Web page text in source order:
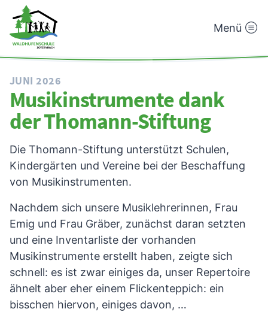
Waldhufenschule
Menü
JUNI 2026
Musikinstrumente dank
der Thomann-Stiftung
Die Thomann-Stiftung unterstützt Schulen,
Kindergärten und Vereine bei der Beschaffung
von Musikinstrumenten.
Nachdem sich unsere Musiklehrerinnen, Frau
Emig und Frau Gräber, zunächst daran setzten
und eine Inventarliste der vorhanden
Musikinstrumente erstellt haben, zeigte sich
schnell: es ist zwar einiges da, unser Repertoire
ähnelt aber eher einem Flickenteppich: ein
bisschen hiervon, einiges davon, …